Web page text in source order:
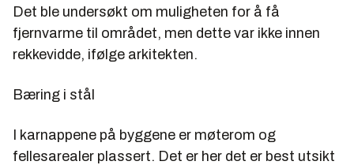
Det ble undersøkt om muligheten for å få
fjernvarme til området, men dette var ikke innen
rekkevidde, ifølge arkitekten.
Bæring i stål
I karnappene på byggene er møterom og
fellesarealer plassert. Det er her det er best utsikt